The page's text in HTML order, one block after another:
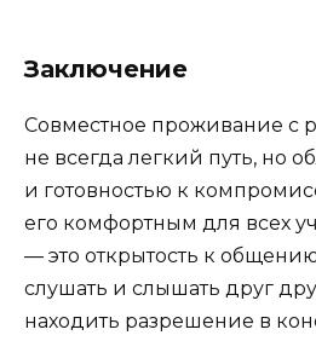
Заключение
Совместное проживание с
не всегда легкий путь, но
и готовностью к
его комфортным для всех
— это открытость к
слушать и слышать друг
находить разрешение в